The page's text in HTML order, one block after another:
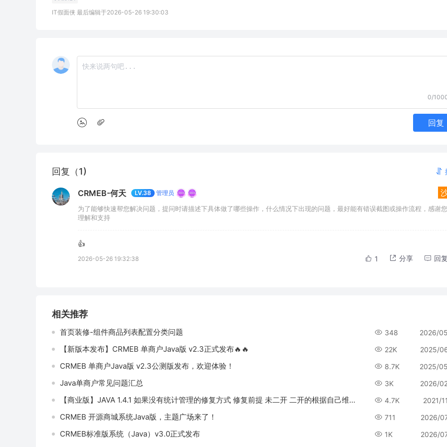
IT假面侠 最后编辑于2026-05-26 19:30:03
0/
回复
回复（1)
CRMEB-何天 LV.38 管理员
为了能够快速帮您解决问题，提问时请描述下具体做了哪些操作，什么情况下出现的问题，最好能有错误截图或操作流程，感谢
理解和支持
👍
2026-05-26 19:32:38 1 分享 回复
相关推荐
首页装修-组件商品列表配置分类问题 348 2026/
【新版本发布】CRMEB 单商户Java版 v2.3正式发布🔥🔥 22K 2025/
CRMEB 单商户Java版 v2.3公测版发布，欢迎体验！ 8.7K 2025/
Java单商户常见问题汇总 3K 2026/
【商业版】JAVA 1.4.1 如果没有统计管理的修复方式 修复前提 未二开 二开的根据自己维护的层级修改sql 4.7K 2021/
CRMEB 开源商城系统Java版，主题广场来了！ 711 2026/
CRMEB标准版系统（Java）v3.0正式发布 1K 2026/